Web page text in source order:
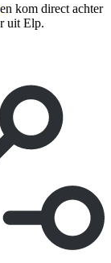
en kom direct achter
uit Elp.